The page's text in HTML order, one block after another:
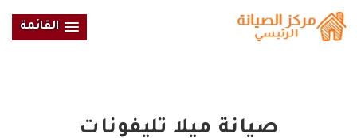
القائمة
صيانة ميلا تليفونات